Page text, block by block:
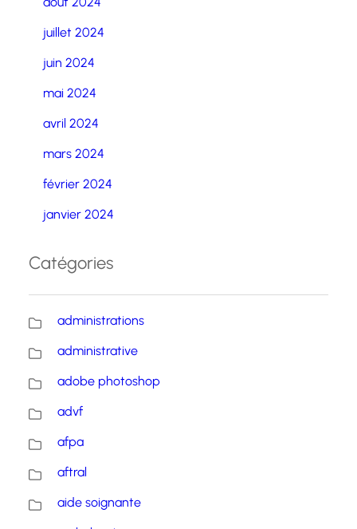
juillet 2024
juin 2024
mai 2024
avril 2024
mars 2024
février 2024
janvier 2024
Catégories
administrations
administrative
adobe photoshop
advf
afpa
aftral
aide soignante